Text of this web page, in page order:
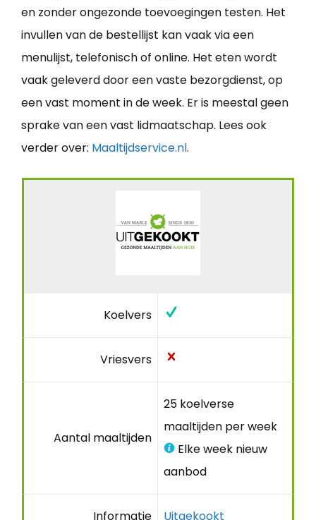
en zonder ongezonde toevoegingen testen. Het
invullen van de bestellijst kan vaak via een
menulijst, telefonisch of online. Het eten wordt
vaak geleverd door een vaste bezorgdienst, op
een vast moment in de week. Er is meestal geen
sprake van een vast lidmaatschap. Lees ook
verder over: Maaltijdservice.nl.
Koelvers
Vriesvers
Aantal maaltijden
25 koelverse
maaltijden per week
Elke week nieuw
aanbod
Informatie Uitgekookt